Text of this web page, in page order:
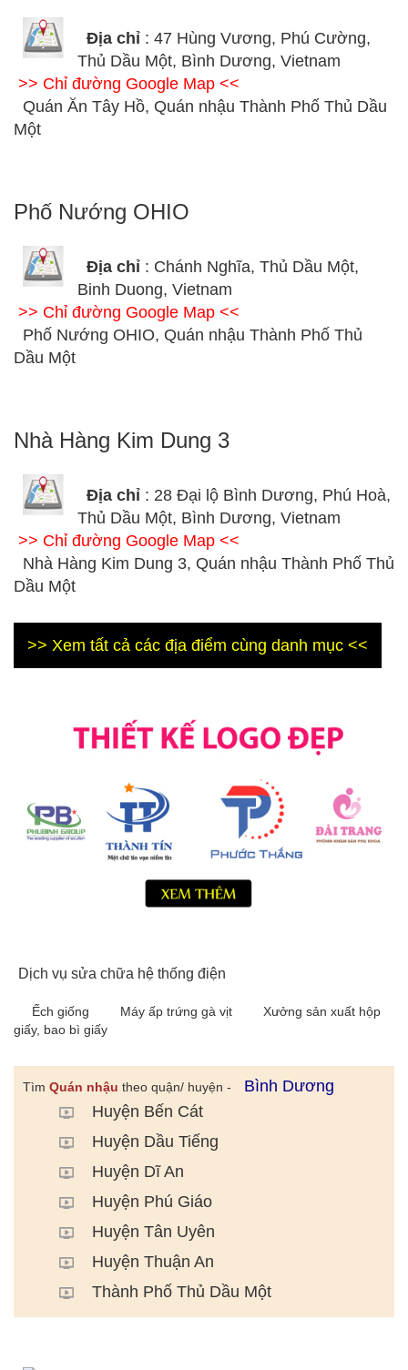
Địa chỉ : 47 Hùng Vương, Phú Cường,
Thủ Dầu Một, Bình Dương, Vietnam
>> Chỉ đường Google Map <<
Quán Ăn Tây Hồ, Quán nhậu Thành Phố Thủ Dầu
Một
Phố Nướng OHIO
Địa chỉ : Chánh Nghĩa, Thủ Dầu Một,
Binh Duong, Vietnam
>> Chỉ đường Google Map <<
Phố Nướng OHIO, Quán nhậu Thành Phố Thủ
Dầu Một
Nhà Hàng Kim Dung 3
Địa chỉ : 28 Đại lộ Bình Dương, Phú Hoà,
Thủ Dầu Một, Bình Dương, Vietnam
>> Chỉ đường Google Map <<
Nhà Hàng Kim Dung 3, Quán nhậu Thành Phố Thủ
Dầu Một
>> Xem tất cả các địa điểm cùng danh mục <<
Dịch vụ sửa chữa hệ thống điện
Ếch giống Máy ấp trứng gà vịt
Xưởng sản xuất hộp
giấy, bao bì giấy
Tìm Quán nhậu theo quận/ huyện -
Bình Dương
Huyện Bến Cát
Huyện Dầu Tiếng
Huyện Dĩ An
Huyện Phú Giáo
Huyện Tân Uyên
Huyện Thuận An
Thành Phố Thủ Dầu Một